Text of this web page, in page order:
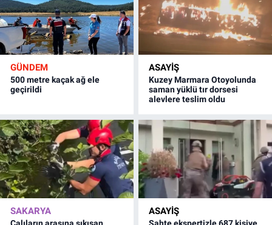
GÜNDEM
500 metre kaçak ağ ele
geçirildi
ASAYİŞ
Kuzey Marmara Otoyolunda
saman yüklü tır dorsesi
alevlere teslim oldu
SAKARYA ASAYİŞ